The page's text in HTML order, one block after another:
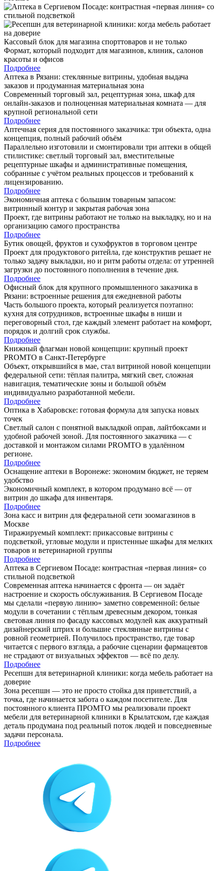
Кассовый блок для магазина спорттоваров и не только
Формат, который подходит для магазинов, клиник, салонов
красоты и офисов
Подробнее
Аптека в Рязани: стеклянные витрины, удобная выдача
заказов и продуманная материальная зона
Современный торговый зал, рецептурная зона, шкаф для
онлайн-заказов и полноценная материальная комната — для
крупной региональной сети
Подробнее
Аптечная серия для постоянного заказчика: три объекта, одна
концепция, полный рабочий объём
Параллельно изготовили и смонтировали три аптеки в общей
стилистике: светлый торговый зал, вместительные
рецептурные шкафы и административные помещения,
собранные с учётом реальных процессов и требований к
лицензированию.
Подробнее
Экономичная аптека с большим товарным запасом:
витринный контур и закрытая рабочая зона
Проект, где витрины работают не только на выкладку, но и на
организацию самого пространства
Подробнее
Бутик овощей, фруктов и сухофруктов в торговом центре
Проект для продуктового ритейла, где конструктив решает не
только задачу выкладки, но и ритм работы отдела: от утренней
загрузки до постоянного пополнения в течение дня.
Подробнее
Офисный блок для крупного промышленного заказчика в
Рязани: встроенные решения для ежедневной работы
Часть большого проекта, который реализуется поэтапно:
кухня для сотрудников, встроенные шкафы в ниши и
переговорный стол, где каждый элемент работает на комфорт,
порядок и долгий срок службы.
Подробнее
Книжный флагман новой концепции: крупный проект
PROMTO в Санкт-Петербурге
Объект, открывшийся в мае, стал витриной новой концепции
федеральной сети: тёплая палитра, мягкий свет, сложная
навигация, тематические зоны и большой объём
индивидуально разработанной мебели.
Подробнее
Оптика в Хабаровске: готовая формула для запуска новых
точек
Светлый салон с понятной выкладкой оправ, лайтбоксами и
удобной рабочей зоной. Для постоянного заказчика — с
доставкой и монтажом силами PROMTO в удалённом
регионе.
Подробнее
Оснащение аптеки в Воронеже: экономим бюджет, не теряем
удобство
Экономичный комплект, в котором продумано всё — от
витрин до шкафа для инвентаря.
Подробнее
Зона касс и витрин для федеральной сети зоомагазинов в
Москве
Тиражируемый комплект: прикассовые витрины с
подсветкой, угловые модули и пристенные шкафы для мелких
товаров и ветеринарной группы
Подробнее
Аптека в Сергиевом Посаде: контрастная «первая линия» со
стильной подсветкой
Современная аптека начинается с фронта — он задаёт
настроение и скорость обслуживания. В Сергиевом Посаде
мы сделали «первую линию» заметно современной: белые
модули в сочетании с тёплым древесным декором, тонкая
световая линия по фасаду кассовых модулей как аккуратный
дизайнерский штрих и большие стеклянные витрины с
ровной геометрией. Получилось пространство, где товар
читается с первого взгляда, а рабочие сценарии фармацевтов
не страдают от визуальных эффектов — всё по делу.
Подробнее
Ресепшн для ветеринарной клиники: когда мебель работает на
доверие
Зона ресепшн — это не просто стойка для приветствий, а
точка, где начинается забота о каждом посетителе. Для
постоянного клиента ПРОМТО мы реализовали проект
мебели для ветеринарной клиники в Крылатском, где каждая
деталь продумана под реальный поток людей и повседневные
задачи персонала.
Подробнее